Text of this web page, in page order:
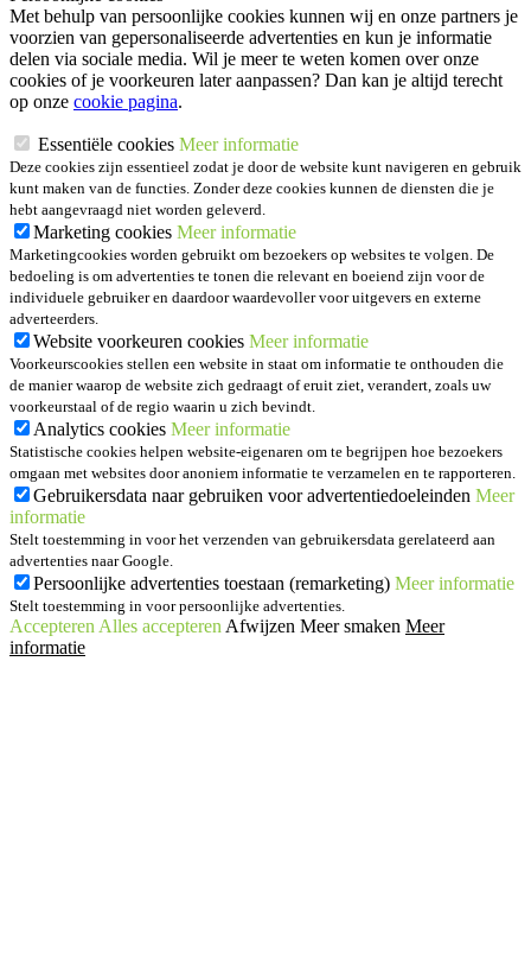
Met behulp van persoonlijke cookies kunnen wij en onze partners je
voorzien van gepersonaliseerde advertenties en kun je informatie
delen via sociale media. Wil je meer te weten komen over onze
cookies of je voorkeuren later aanpassen? Dan kan je altijd terecht
op onze cookie pagina.
Essentiële cookies Meer informatie
Deze cookies zijn essentieel zodat je door de website kunt navigeren en gebruik
kunt maken van de functies. Zonder deze cookies kunnen de diensten die je
hebt aangevraagd niet worden geleverd.
Marketing cookies Meer informatie
Marketingcookies worden gebruikt om bezoekers op websites te volgen. De
bedoeling is om advertenties te tonen die relevant en boeiend zijn voor de
individuele gebruiker en daardoor waardevoller voor uitgevers en externe
adverteerders.
Website voorkeuren cookies Meer informatie
Voorkeurscookies stellen een website in staat om informatie te onthouden die
de manier waarop de website zich gedraagt of eruit ziet, verandert, zoals uw
voorkeurstaal of de regio waarin u zich bevindt.
Analytics cookies Meer informatie
Statistische cookies helpen website-eigenaren om te begrijpen hoe bezoekers
omgaan met websites door anoniem informatie te verzamelen en te rapporteren.
Gebruikersdata naar gebruiken voor advertentiedoeleinden Meer
informatie
Stelt toestemming in voor het verzenden van gebruikersdata gerelateerd aan
advertenties naar Google.
Persoonlijke advertenties toestaan (remarketing) Meer informatie
Stelt toestemming in voor persoonlijke advertenties.
Accepteren Alles accepteren Afwijzen Meer smaken Meer
informatie